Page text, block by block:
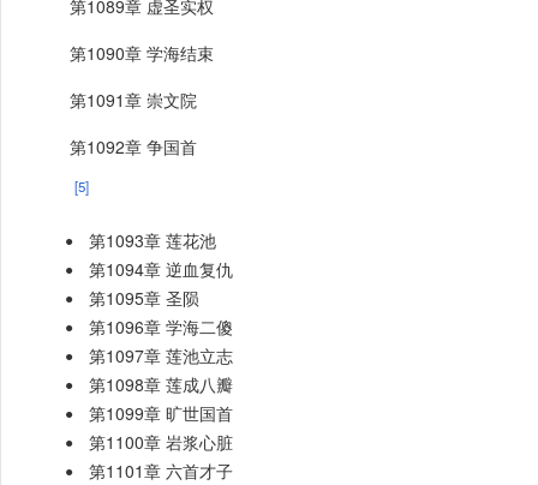
第1089章 虚圣实权
第1090章 学海结束
第1091章 崇文院
第1092章 争国首
[5]
第1093章 莲花池
第1094章 逆血复仇
第1095章 圣陨
第1096章 学海二傻
第1097章 莲池立志
第1098章 莲成八瓣
第1099章 旷世国首
第1100章 岩浆心脏
第1101章 六首才子